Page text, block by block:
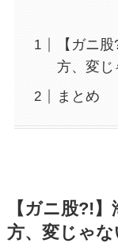
【ガニ
方、変じ
まとめ
【ガニ股?!
方、変じゃな